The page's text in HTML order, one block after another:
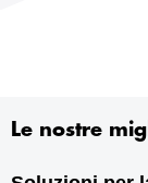
Le nostre